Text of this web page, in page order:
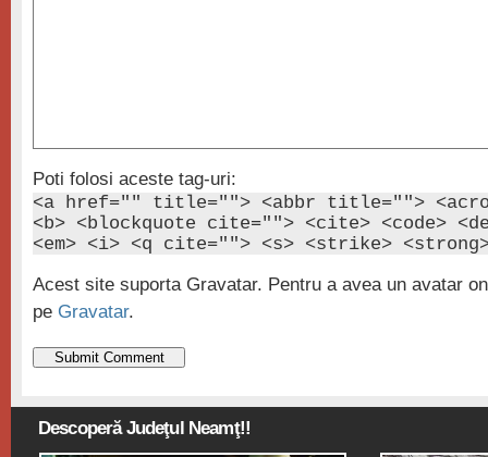
Poti folosi aceste tag-uri:
<a href="" title=""> <abbr title="">
<b> <blockquote cite=""> <cite> <code>
<em> <i> <q cite=""> <s> <strike>
Acest site suporta Gravatar. Pentru a avea un avatar
pe Gravatar.
Descoperă Judeţul Neamţ!!